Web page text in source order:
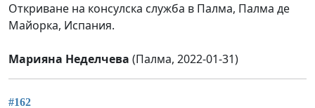
Откриване на консулска служба в Палма, Палма де
Майорка, Испания.
Марияна Неделчева (Палма, 2022-01-31)
#162